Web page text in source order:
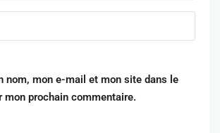
nom, mon e-mail et mon site dans le
mon prochain commentaire.